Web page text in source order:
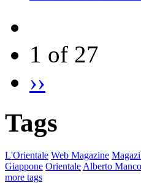
1 of 27
››
Tags
L'Orientale Web Magazine
Giappone Orientale Alberto Manco
more tags